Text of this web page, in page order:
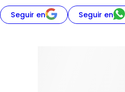
Seguir en Seguir en